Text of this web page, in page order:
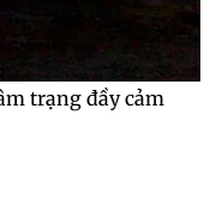
trạng đầy cảm